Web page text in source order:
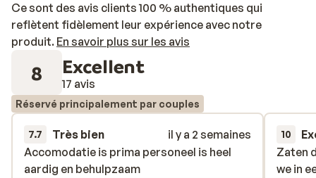
Ce sont des avis clients 100 % authentiques qui
reflètent fidèlement leur expérience avec notre
produit. En savoir plus sur les avis
8 Excellent
17 avis
Réservé principalement par couples
7.7 Très bien
il y a 2 semaines
Accomodatie is prima personeel is heel
aardig en behulpzaam
Accomodatie is prima personeel is heel
aardig en behulpzaam
10
Zaten
we in
Zaten
we in